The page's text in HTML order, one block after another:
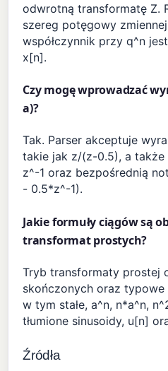
odwrotną transformatę Z.
szereg potęgowy
współczynnik przy q^n
x[n].
Czy mogę wprowadzać
a)?
Tak. Parser akceptuje
takie jak z/(z-0.5), a
z^-1 oraz bezpośrednią
- 0.5*z^-1).
Jakie formuły ciągów są
transformat prostych?
Tryb transformaty prostej
skończonych oraz typowe
w tym stałe, a^n, n*a^n,
tłumione sinusoidy, u[n]
Źródła